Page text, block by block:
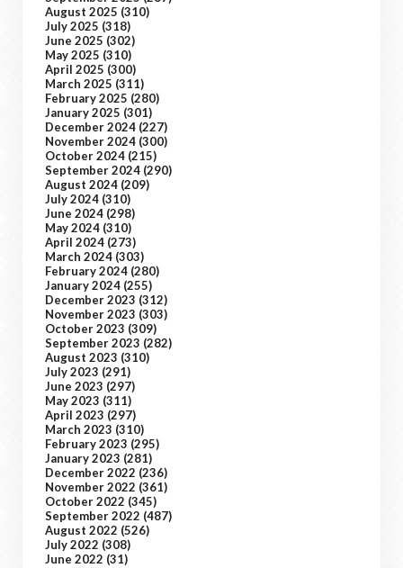
August 2025 (310)
July 2025 (318)
June 2025 (302)
May 2025 (310)
April 2025 (300)
March 2025 (311)
February 2025 (280)
January 2025 (301)
December 2024 (227)
November 2024 (300)
October 2024 (215)
September 2024 (290)
August 2024 (209)
July 2024 (310)
June 2024 (298)
May 2024 (310)
April 2024 (273)
March 2024 (303)
February 2024 (280)
January 2024 (255)
December 2023 (312)
November 2023 (303)
October 2023 (309)
September 2023 (282)
August 2023 (310)
July 2023 (291)
June 2023 (297)
May 2023 (311)
April 2023 (297)
March 2023 (310)
February 2023 (295)
January 2023 (281)
December 2022 (236)
November 2022 (361)
October 2022 (345)
September 2022 (487)
August 2022 (526)
July 2022 (308)
June 2022 (31)